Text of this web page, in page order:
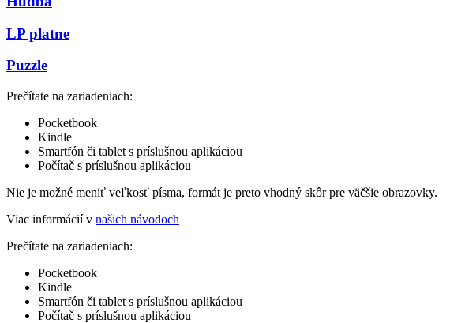
LP platne
Puzzle
Prečítate na zariadeniach:
Pocketbook
Kindle
Smartfón či tablet s príslušnou aplikáciou
Počítač s príslušnou aplikáciou
Nie je možné meniť veľkosť písma, formát je preto vhodný skôr pre väčšie obrazovky.
Viac informácií v našich návodoch
Prečítate na zariadeniach:
Pocketbook
Kindle
Smartfón či tablet s príslušnou aplikáciou
Počítač s príslušnou aplikáciou